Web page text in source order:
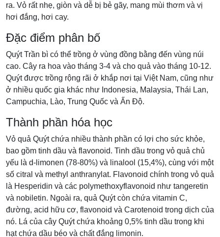
ra. Vỏ rất nhẹ, giòn và dễ bị bẻ gãy, mang mùi thơm và vị
hơi đắng, hơi cay.
Đặc điểm phân bố
Quýt Trần bì có thể trồng ở vùng đồng bằng đến vùng núi
cao. Cây ra hoa vào tháng 3-4 và cho quả vào tháng 10-12.
Quýt được trồng rộng rãi ở khắp nơi tại Việt Nam, cũng như
ở nhiều quốc gia khác như Indonesia, Malaysia, Thái Lan,
Campuchia, Lào, Trung Quốc và Ấn Độ.
Thành phần hóa học
Vỏ quả Quýt chứa nhiều thành phần có lợi cho sức khỏe,
bao gồm tinh dầu và flavonoid. Tinh dầu trong vỏ quả chủ
yếu là d-limonen (78-80%) và linalool (15,4%), cùng với một
số citral và methyl anthranylat. Flavonoid chính trong vỏ quả
là Hesperidin và các polymethoxyflavonoid như tangeretin
và nobiletin. Ngoài ra, quả Quýt còn chứa vitamin C,
đường, acid hữu cơ, flavonoid và Carotenoid trong dịch của
nó. Lá của cây Quýt chứa khoảng 0,5% tinh dầu trong khi
hạt chứa dầu béo và chất đắng limonin.